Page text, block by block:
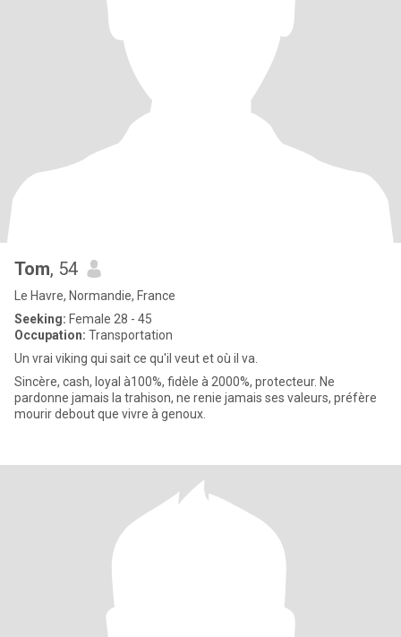
Tom, 54
Le Havre, Normandie, France
Seeking: Female 28 - 45
Occupation: Transportation
Un vrai viking qui sait ce qu'il veut et où il va.
Sincère, cash, loyal à100%, fidèle à 2000%, protecteur. Ne
pardonne jamais la trahison, ne renie jamais ses valeurs, préfère
mourir debout que vivre à genoux.